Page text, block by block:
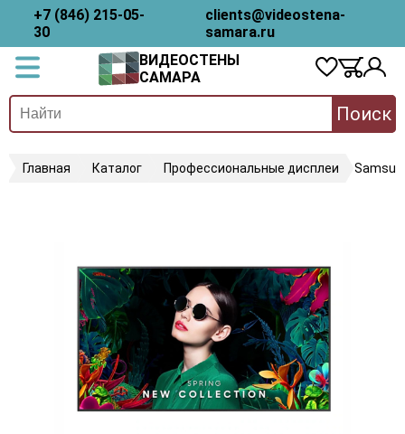
+7 (846) 215-05-
30
clients@videostena-
samara.ru
ВИДЕОСТЕНЫ
САМАРА
Поиск
Главная Каталог Профессиональные дисплеи